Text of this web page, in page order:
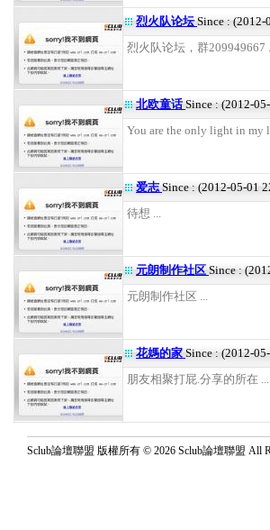
烈火队论坛Since :
烈火队论坛，群209949667
北欧童话Since : (2012-
You are the only light in my
爱志Since : (2012-05-01
待想 ...
元朗制作社区 Since :
元朗制作社区 ...
花媽的家Since : (2012-
朋友相聚打屁.分享的所在 ...
Sclub論壇聯盟 版權所有 © 2026 Sclub論壇聯盟 All